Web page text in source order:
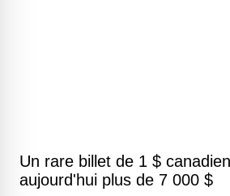
Un rare billet de 1 $
aujourd'hui plus de 7 000 $